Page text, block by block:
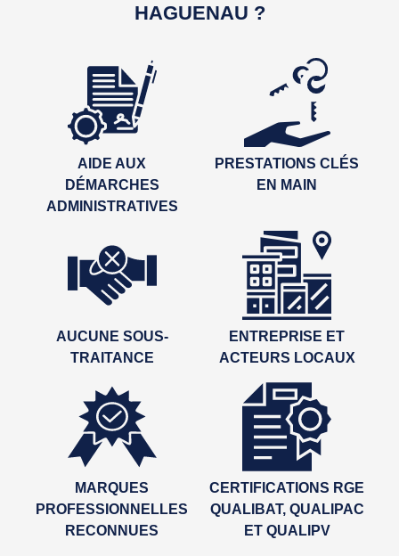
HAGUENAU ?
AIDE AUX
DÉMARCHES
ADMINISTRATIVES
PRESTATIONS CLÉS
EN MAIN
AUCUNE SOUS-
TRAITANCE
ENTREPRISE ET
ACTEURS LOCAUX
MARQUES
PROFESSIONNELLES
RECONNUES
CERTIFICATIONS RGE
QUALIBAT, QUALIPAC
ET QUALIPV